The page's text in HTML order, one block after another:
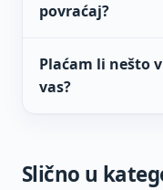
povraćaj?
Plaćam li nešto
vas?
Slično u